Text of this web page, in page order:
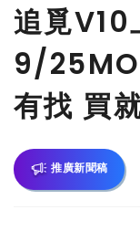
追覓V10
9/
有找 買
推廣新聞稿